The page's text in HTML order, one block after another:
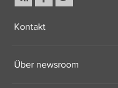
Kontakt
Über newsroom